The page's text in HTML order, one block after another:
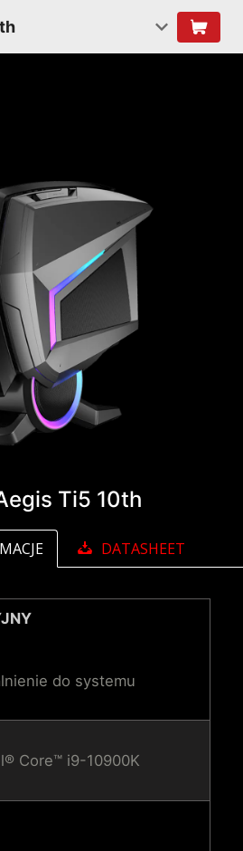
Ti5 10th
DATASHEET
do systemu
Core™ i9-10900K